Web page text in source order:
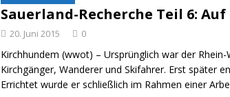
[ 28. Oktober 2021 ]
erfolgreich verladen ZUR
Sauerland-Recherche Teil 6:
20. Juni 2015 0
Kirchhundem (wwot) – Ursprünglich war der
Kirchgänger, Wanderer und Skifahrer. Erst später
Errichtet wurde er schließlich im Rahmen einer